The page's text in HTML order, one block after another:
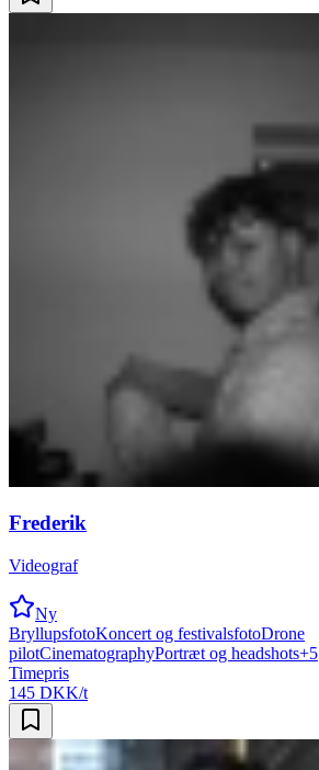
Frederik
Videograf
Ny
BryllupsfotoKoncert og festivalsfotoDrone
pilotCinematographyPortræt og headshots+5
Timepris
145 DKK/t